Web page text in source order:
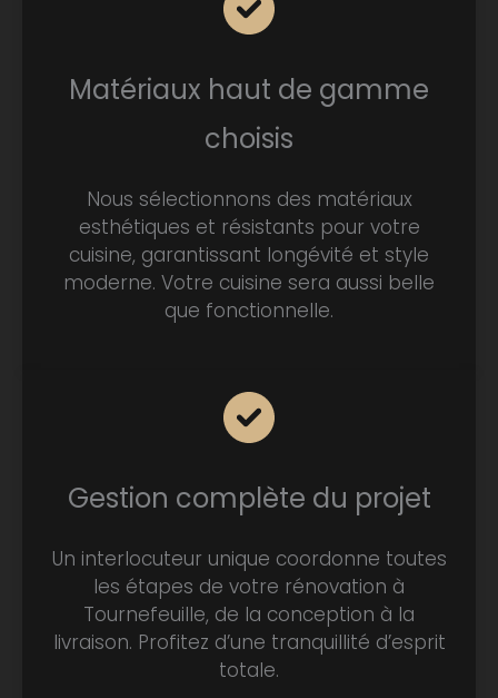
Matériaux haut de gamme
choisis
Nous sélectionnons des matériaux
esthétiques et résistants pour votre
cuisine, garantissant longévité et style
moderne. Votre cuisine sera aussi belle
que fonctionnelle.
Gestion complète du projet
Un interlocuteur unique coordonne toutes
les étapes de votre rénovation à
Tournefeuille, de la conception à la
livraison. Profitez d’une tranquillité d’esprit
totale.